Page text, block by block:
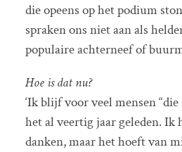
die opeens op het podium
spraken ons niet aan als
populaire achterneef of
Hoe is dat nu?
‘Ik blijf voor veel mensen “die
het al veertig jaar geleden. Ik
danken, maar het hoeft van